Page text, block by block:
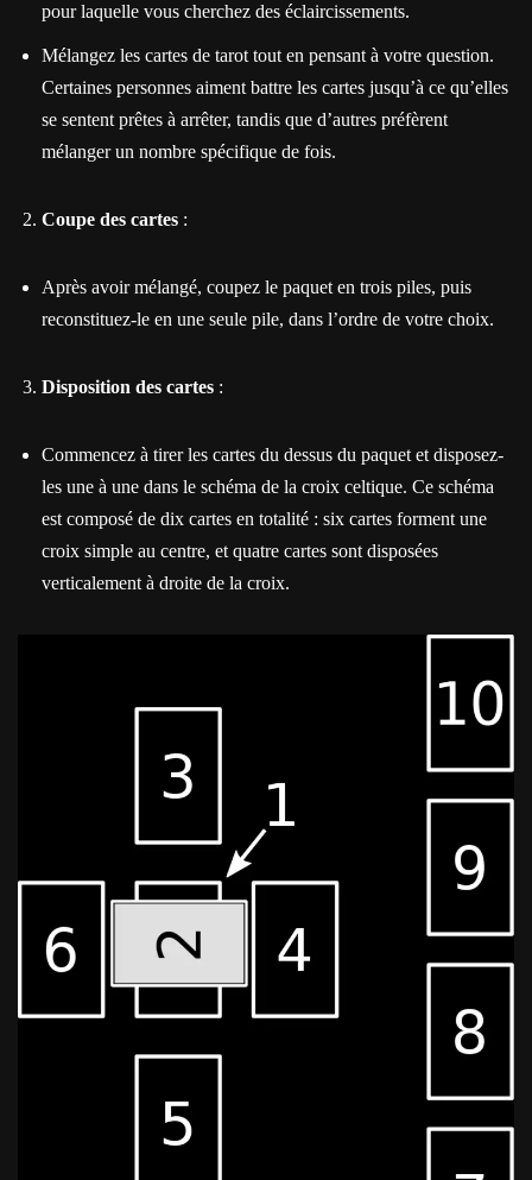
pour laquelle vous cherchez des éclaircissements.
Mélangez les cartes de tarot tout en pensant à votre question.
Certaines personnes aiment battre les cartes jusqu’à ce qu’elles
se sentent prêtes à arrêter, tandis que d’autres préfèrent
mélanger un nombre spécifique de fois.
Coupe des cartes :
Après avoir mélangé, coupez le paquet en trois piles, puis
reconstituez-le en une seule pile, dans l’ordre de votre choix.
Disposition des cartes :
Commencez à tirer les cartes du dessus du paquet et disposez-
les une à une dans le schéma de la croix celtique. Ce schéma
est composé de dix cartes en totalité : six cartes forment une
croix simple au centre, et quatre cartes sont disposées
verticalement à droite de la croix.